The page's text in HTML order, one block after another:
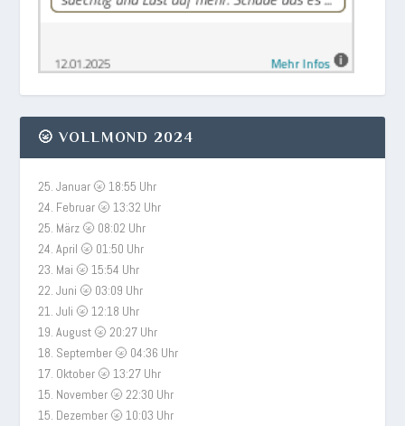
🌝 VOLLMOND 2024
25. Januar 🌝 18:55 Uhr
24. Februar 🌝 13:32 Uhr
25. März 🌝 08:02 Uhr
24. April 🌝 01:50 Uhr
23. Mai 🌝 15:54 Uhr
22. Juni 🌝 03:09 Uhr
21. Juli 🌝 12:18 Uhr
19. August 🌝 20:27 Uhr
18. September 🌝 04:36 Uhr
17. Oktober 🌝 13:27 Uhr
15. November 🌝 22:30 Uhr
15. Dezember 🌝 10:03 Uhr